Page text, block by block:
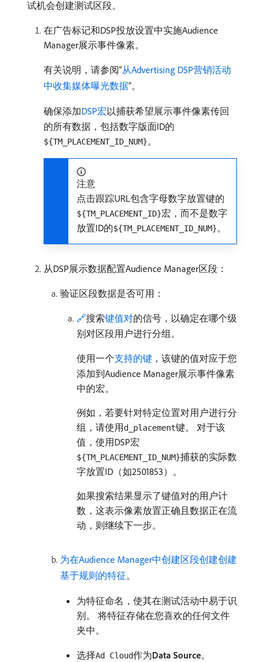
试机会创建测试区段。
在广告标记和DSP投放设置中实施Audience
Manager展示事件像素。
有关说明，请参阅“从Advertising DSP营销活动
中收集媒体曝光数据”。
确保添加DSP宏以捕获希望展示事件像素传回
的所有数据，包括数字版面ID的
${TM_PLACEMENT_ID_NUM}。
注意
点击跟踪URL包含字母数字放置键的
${TM_PLACEMENT_ID}宏，而不是数字
放置ID的${TM_PLACEMENT_ID_NUM}。
从DSP展示数据配置Audience Manager区段：
验证区段数据是否可用：
🔗搜索键值对的信号，以确定在哪个级
别对区段用户进行分组。
使用一个支持的键 ，该键的值对应于您
添加到Audience Manager展示事件像素
中的宏。
例如，若要针对特定位置对用户进行分
组，请使用d_placement键。 对于该
值，使用DSP宏
${TM_PLACEMENT_ID_NUM}捕获的实际数
字放置ID（如2501853）。
如果搜索结果显示了键值对的用户计
数，这表示像素放置正确且数据正在流
动，则继续下一步。
为在Audience Manager中创建区段创建创建
基于规则的特征。
为特征命名，使其在测试活动中易于识
别。 将特征存储在您喜欢的任何文件
夹中。
选择Ad Cloud作为​Data Source。